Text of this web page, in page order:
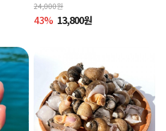
24,000원
43% 13,800원